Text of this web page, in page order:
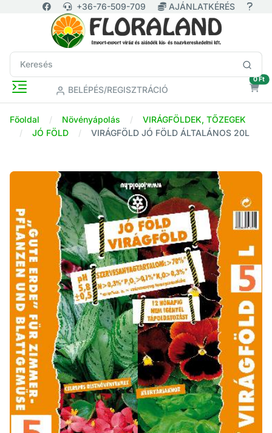
+36-76-509-709 AJÁNLATKÉRÉS
BELÉPÉS/REGISZTRÁCIÓ
0 Ft
Főoldal Növényápolás
VIRÁGFÖLDEK, TŐZEGEK
JÓ FÖLD
VIRÁGFÖLD JÓ FÖLD ÁLTALÁNOS 20L